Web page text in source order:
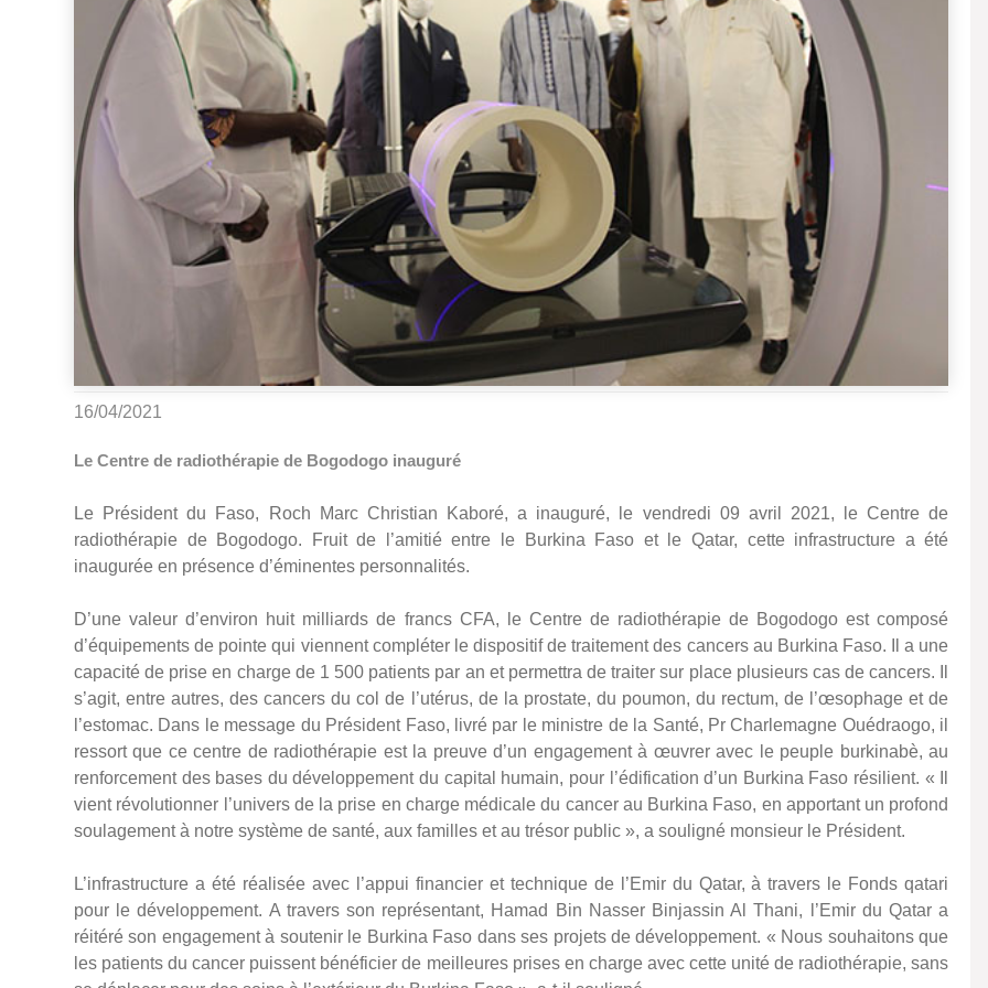
16/04/2021
Le Centre de radiothérapie de Bogodogo inauguré
Le Président du Faso, Roch Marc Christian Kaboré, a inauguré, le vendredi 09 avril 2021, le Centre de
radiothérapie de Bogodogo. Fruit de l’amitié entre le Burkina Faso et le Qatar, cette infrastructure a été
inaugurée en présence d’éminentes personnalités.
D’une valeur d’environ huit milliards de francs CFA, le Centre de radiothérapie de Bogodogo est composé
d’équipements de pointe qui viennent compléter le dispositif de traitement des cancers au Burkina Faso. Il a une
capacité de prise en charge de 1 500 patients par an et permettra de traiter sur place plusieurs cas de cancers. Il
s’agit, entre autres, des cancers du col de l’utérus, de la prostate, du poumon, du rectum, de l’œsophage et de
l’estomac. Dans le message du Président Faso, livré par le ministre de la Santé, Pr Charlemagne Ouédraogo, il
ressort que ce centre de radiothérapie est la preuve d’un engagement à œuvrer avec le peuple burkinabè, au
renforcement des bases du développement du capital humain, pour l’édification d’un Burkina Faso résilient. « Il
vient révolutionner l’univers de la prise en charge médicale du cancer au Burkina Faso, en apportant un profond
soulagement à notre système de santé, aux familles et au trésor public », a souligné monsieur le Président.
L’infrastructure a été réalisée avec l’appui financier et technique de l’Emir du Qatar, à travers le Fonds qatari
pour le développement. A travers son représentant, Hamad Bin Nasser Binjassin Al Thani, l’Emir du Qatar a
réitéré son engagement à soutenir le Burkina Faso dans ses projets de développement. « Nous souhaitons que
les patients du cancer puissent bénéficier de meilleures prises en charge avec cette unité de radiothérapie, sans